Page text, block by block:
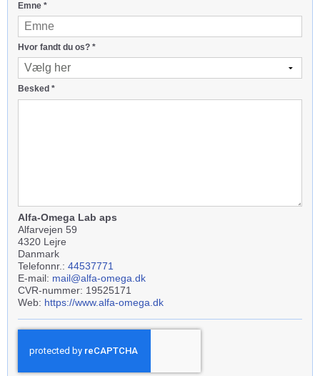
Emne *
Hvor fandt du os? *
Besked *
Alfa-Omega Lab aps
Alfarvejen 59
4320 Lejre
Danmark
Telefonnr.: 44537771
E-mail: mail@alfa-omega.dk
CVR-nummer: 19525171
Web: https://www.alfa-omega.dk